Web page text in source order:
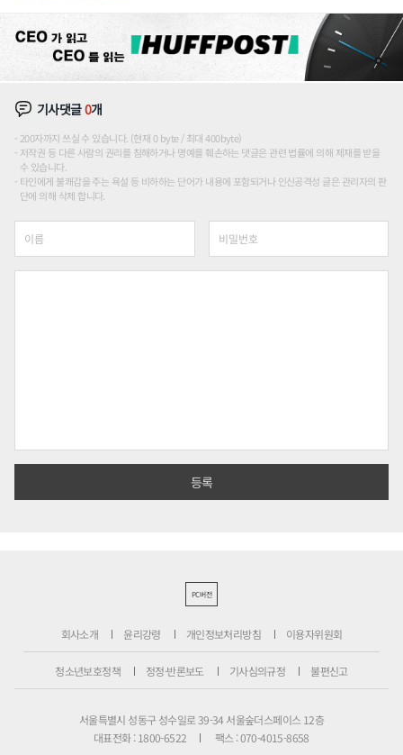
기사댓글0개
200자까지 쓰실 수 있습니다. (현재 0 byte / 최대 400byte)
저작권 등 다른 사람의 권리를 침해하거나 명예를 훼손하는 댓글은 관련 법률에 의해 제재를 받을
수 있습니다.
타인에게 불쾌감을 주는 욕설 등 비하하는 단어가 내용에 포함되거나 인신공격성 글은 관리자의 판
단에 의해 삭제 합니다.
PC버전
회사소개 윤리강령 개인정보처리방침 이용자위원회
청소년보호정책 정정·반론보도 기사심의규정 불편신고
서울특별시 성동구 성수일로 39-34 서울숲더스페이스 12층
대표전화 : 1800-6522
팩스 : 070-4015-8658